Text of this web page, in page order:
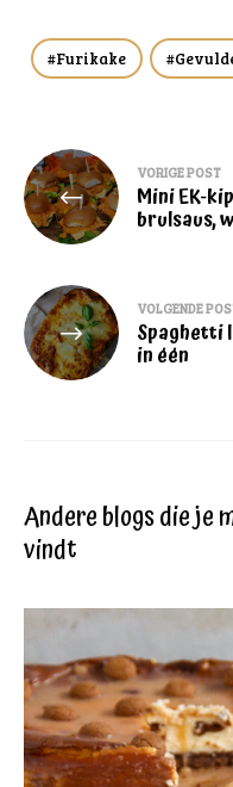
Furikake
Bericht
navigatie
VORIGE POST
Mini EK-
brulsaus,
VOLGENDE
Spaghetti
in één
Andere blogs die je
vindt